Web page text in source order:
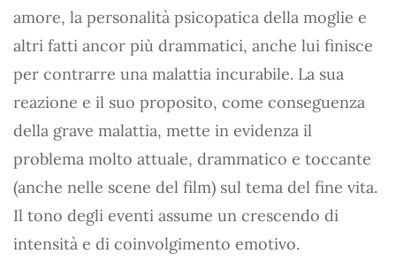
amore, la personalità psicopatica della moglie e
altri fatti ancor più drammatici, anche lui finisce
per contrarre una malattia incurabile. La sua
reazione e il suo proposito, come conseguenza
della grave malattia, mette in evidenza il
problema molto attuale, drammatico e toccante
(anche nelle scene del film) sul tema del fine vita.
Il tono degli eventi assume un crescendo di
intensità e di coinvolgimento emotivo.